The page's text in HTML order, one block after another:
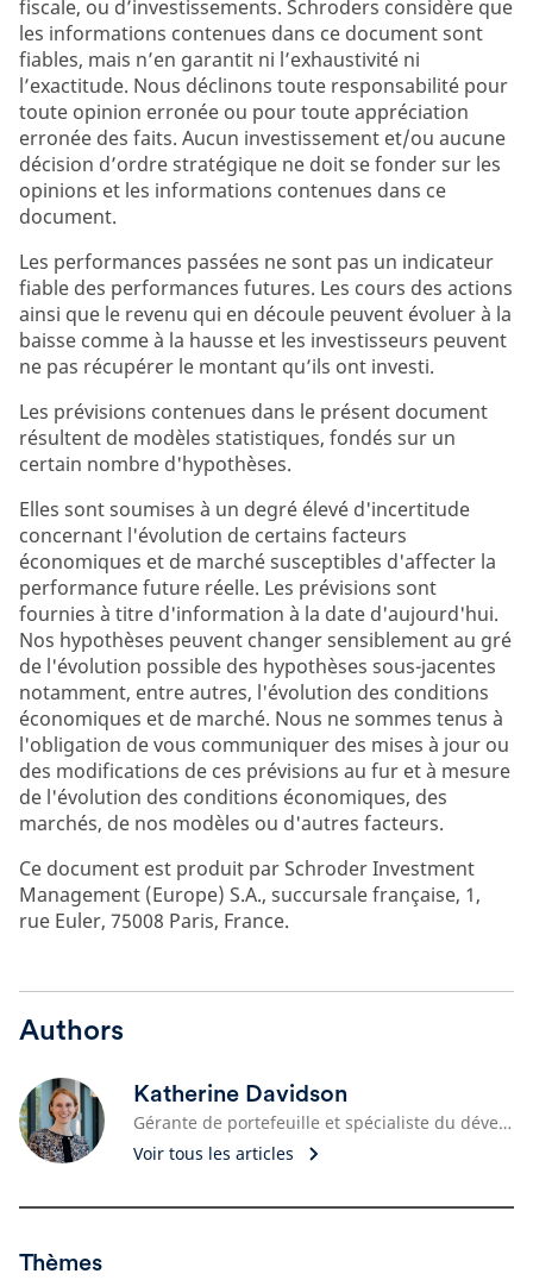
fiscale, ou d’investissements. Schroders considère que
les informations contenues dans ce document sont
fiables, mais n’en garantit ni l’exhaustivité ni
l’exactitude. Nous déclinons toute responsabilité pour
toute opinion erronée ou pour toute appréciation
erronée des faits. Aucun investissement et/ou aucune
décision d’ordre stratégique ne doit se fonder sur les
opinions et les informations contenues dans ce
document.
Les performances passées ne sont pas un indicateur
fiable des performances futures. Les cours des actions
ainsi que le revenu qui en découle peuvent évoluer à la
baisse comme à la hausse et les investisseurs peuvent
ne pas récupérer le montant qu’ils ont investi.
Les prévisions contenues dans le présent document
résultent de modèles statistiques, fondés sur un
certain nombre d'hypothèses.
Elles sont soumises à un degré élevé d'incertitude
concernant l'évolution de certains facteurs
économiques et de marché susceptibles d'affecter la
performance future réelle. Les prévisions sont
fournies à titre d'information à la date d'aujourd'hui.
Nos hypothèses peuvent changer sensiblement au gré
de l'évolution possible des hypothèses sous-jacentes
notamment, entre autres, l'évolution des conditions
économiques et de marché. Nous ne sommes tenus à
l'obligation de vous communiquer des mises à jour ou
des modifications de ces prévisions au fur et à mesure
de l'évolution des conditions économiques, des
marchés, de nos modèles ou d'autres facteurs.
Ce document est produit par Schroder Investment
Management (Europe) S.A., succursale française, 1,
rue Euler, 75008 Paris, France.
Authors
Katherine Davidson
Gérante de portefeuille et spécialiste du développement durable
Voir tous les articles
Thèmes